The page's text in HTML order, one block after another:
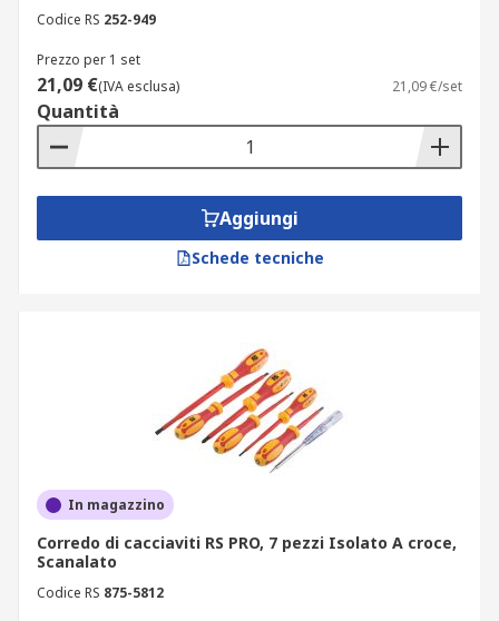
Codice RS 252-949
Prezzo per 1 set
21,09 €(IVA esclusa) 21,09 €/set
Quantità
Aggiungi
Schede tecniche
In magazzino
Corredo di cacciaviti RS PRO, 7 pezzi Isolato A croce,
Scanalato
Codice RS 875-5812